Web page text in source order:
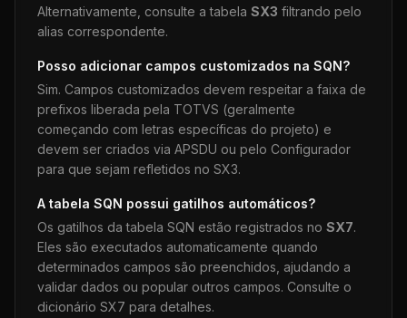
Alternativamente, consulte a tabela SX3 filtrando pelo
alias correspondente.
Posso adicionar campos customizados na SQN?
Sim. Campos customizados devem respeitar a faixa de
prefixos liberada pela TOTVS (geralmente
começando com letras específicas do projeto) e
devem ser criados via APSDU ou pelo Configurador
para que sejam refletidos no SX3.
A tabela SQN possui gatilhos automáticos?
Os gatilhos da tabela SQN estão registrados no SX7.
Eles são executados automaticamente quando
determinados campos são preenchidos, ajudando a
validar dados ou popular outros campos. Consulte o
dicionário SX7 para detalhes.